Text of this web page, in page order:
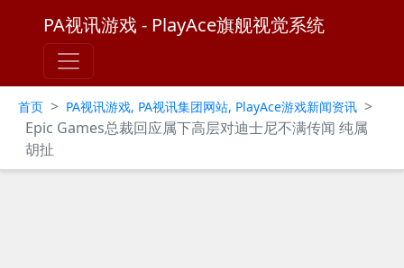
PA视讯游戏 - PlayAce旗舰视觉系统
首页 > PA视讯游戏, PA视讯集团网站, PlayAce游戏新闻资讯 >
Epic Games总裁回应属下高层对迪士尼不满传闻 纯属
胡扯